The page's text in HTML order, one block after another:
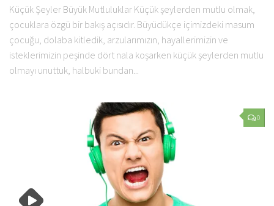
Küçük Şeyler Büyük Mutluluklar Küçük şeylerden mutlu olmak,
çocuklara özgü bir bakış açısıdır. Büyüdükçe içimizdeki masum
çocuğu, dolaba kitledik, arzularımızın, hayallerimizin ve
isteklerimizin peşinde dört nala koşarken küçük şeylerden mutlu
olmayı unuttuk, halbuki bundan...
0